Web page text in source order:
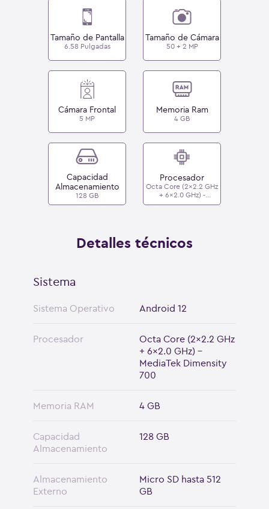
Tamaño de Pantalla
6.58 Pulgadas
Tamaño de Cámara
50 + 2 MP
Cámara Frontal
5 MP
Memoria Ram
4 GB
Capacidad
Almacenamiento
128 GB
Procesador
Octa Core (2x2.2 GHz
+ 6x2.0 GHz) -
MediaTek Dimensity
Detalles técnicos
Sistema
Sistema Operativo Android 12
Procesador
Octa Core (2x2.2 GHz
+ 6x2.0 GHz) -
MediaTek Dimensity
700
Memoria RAM 4 GB
Capacidad
Almacenamiento
128 GB
Almacenamiento
Externo
Micro SD hasta 512
GB